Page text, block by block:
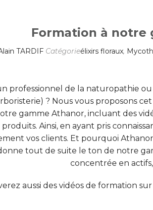
Formation à notre
TARDIF Catégorieélixirs floraux,
professionnel de la naturopathie
? Nous vous proposons
gamme Athanor, incluant des
Ainsi, en ayant pris
vos clients. Et pourquoi
tout de suite le ton de notre
concentrée en
aussi des vidéos de formation